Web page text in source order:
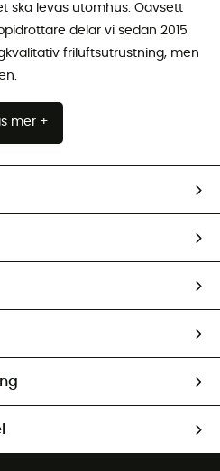
ska levas utomhus. Oavsett
delar vi sedan 2015
friluftsutrustning, men
mer +